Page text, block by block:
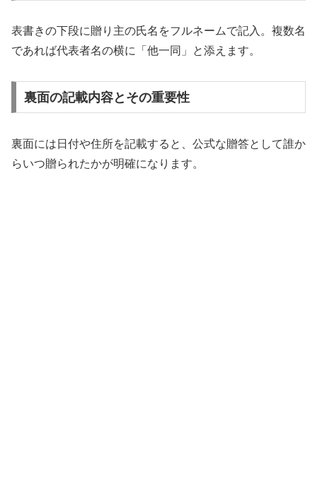
表書きの下段に贈り主の氏名をフルネームで記入。複数名
であれば代表者名の横に「他一同」と添えます。
裏面の記載内容とその重要性
裏面には日付や住所を記載すると、公式な贈答として誰か
らいつ贈られたかが明確になります。